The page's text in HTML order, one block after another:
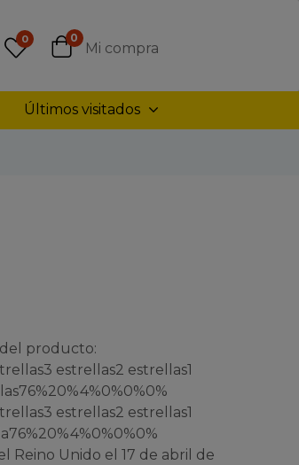
0 0
Mi compra
Últimos visitados
producto:
estrellas2 estrellas1
estrellas2 estrellas1
Reino Unido el 17 de abril de